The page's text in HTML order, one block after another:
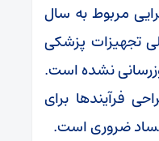
مربوط به سال
تجهیزات پزشکی
به‌روزرسانی نشده است.
فرآیندها برای
ضروری است.